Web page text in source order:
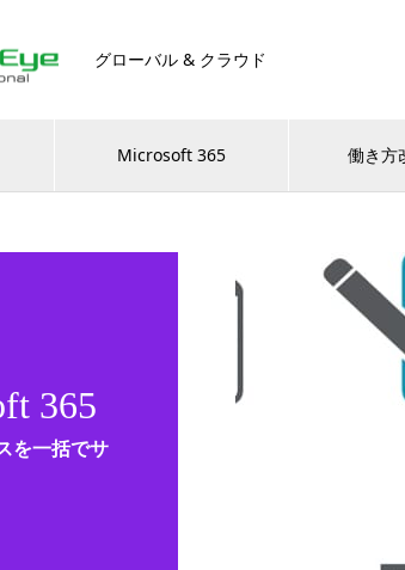
グローバル & クラウド
Microsoft 365 働き方
365
を一括でサ